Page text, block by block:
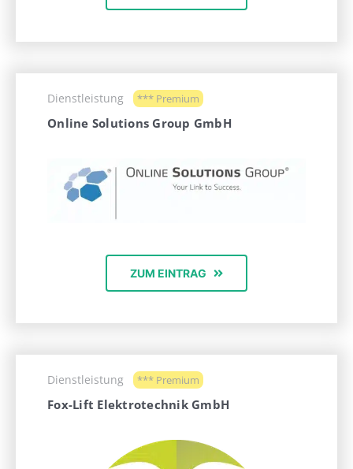
Dienstleistung *** Premium
Online Solutions Group GmbH
ZUM EINTRAG
Dienstleistung *** Premium
Fox-Lift Elektrotechnik GmbH